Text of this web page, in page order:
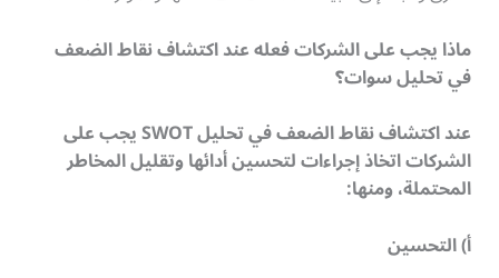
ماذا يجب على الشركات فعله عند اكتشاف نقاط الضعف
في تحليل سوات؟
عند اكتشاف نقاط الضعف في تحليلSWOT يجب على
الشركات اتخاذ إجراءات لتحسين أدائها وتقليل المخاطر
المحتملة، ومنها:
أ) التحسين